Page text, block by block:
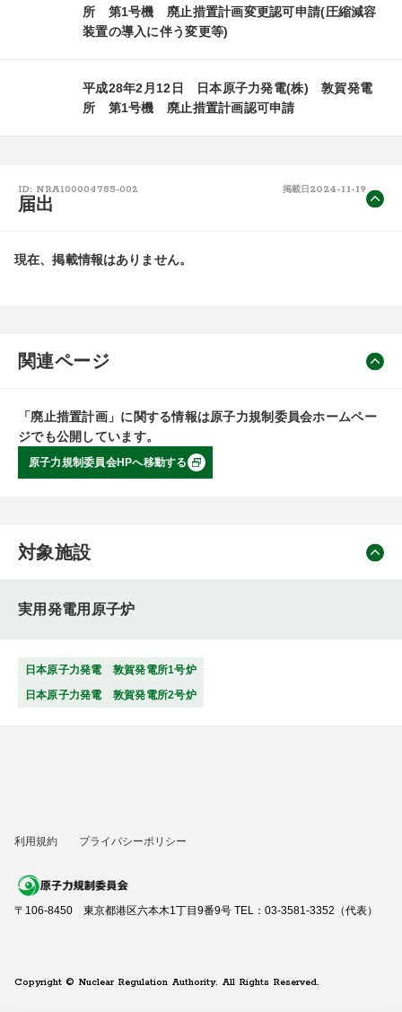
所 第1号機 廃止措置計画変更認可申請(圧縮減容
装置の導入に伴う変更等)
平成28年2月12日 日本原子力発電(株) 敦賀発電
所 第1号機 廃止措置計画認可申請
ID: NRA100004785-002 掲載日 2024-11-19
届出
現在、掲載情報はありません。
関連ページ
「廃止措置計画」に関する情報は原子力規制委員会ホームペー
ジでも公開しています。
原子力規制委員会HPへ移動する
対象施設
実用発電用原子炉
日本原子力発電 敦賀発電所1号炉
日本原子力発電 敦賀発電所2号炉
利用規約 プライバシーポリシー
〒106-8450 東京都港区六本木1丁目9番9号 TEL：03-3581-3352（代表）
Copyright © Nuclear Regulation Authority. All Rights Reserved.